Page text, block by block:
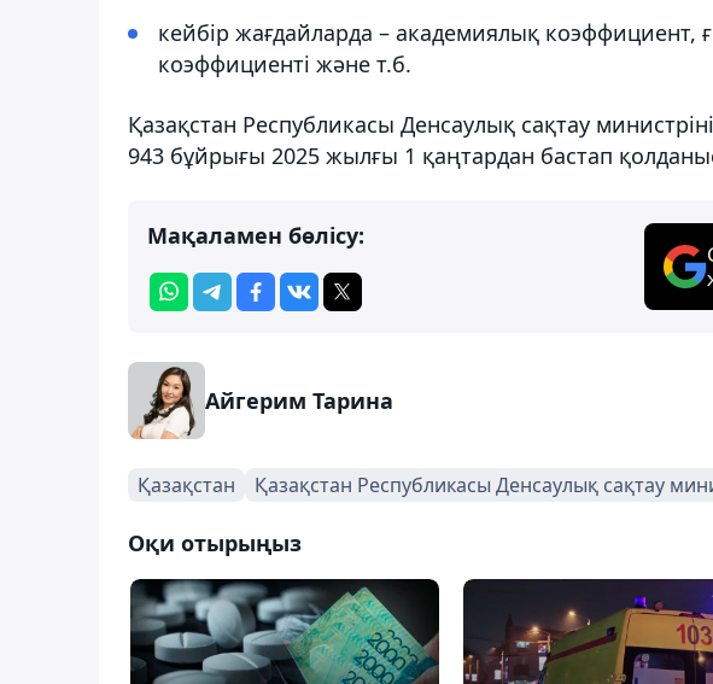
кейбір жағдайларда – академиялық
коэффициенті және т.б.
Қазақстан Республикасы Денсаулық сақтау
943 бұйрығы 2025 жылғы 1 қаңтардан бастап
Мақаламен бөлісу:
Айгерим Тарина
Қазақстан Қазақстан Республикасы Денсаулық сақтау
Оқи отырыңыз